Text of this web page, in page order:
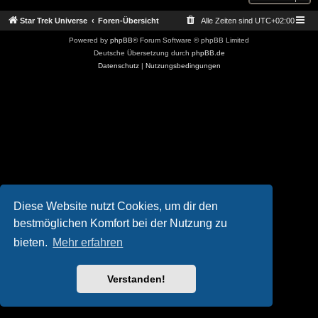
Diese Website nutzt Cookies, um dir den
bestmöglichen Komfort bei der Nutzung zu
bieten. Mehr erfahren
Verstanden!
Star Trek Universe Foren-Übersicht Alle Zeiten sind UTC+02:00
Powered by phpBB® Forum Software © phpBB Limited
Deutsche Übersetzung durch phpBB.de
Datenschutz| Nutzungsbedingungen